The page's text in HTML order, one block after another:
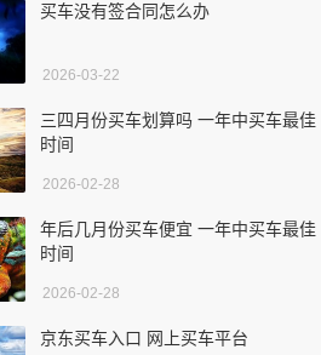
买车没有签合同怎么办
2026-03-22
三四月份买车划算吗 一年中买车最佳
时间
2026-02-28
年后几月份买车便宜 一年中买车最佳
时间
2026-02-28
京东买车入口 网上买车平台